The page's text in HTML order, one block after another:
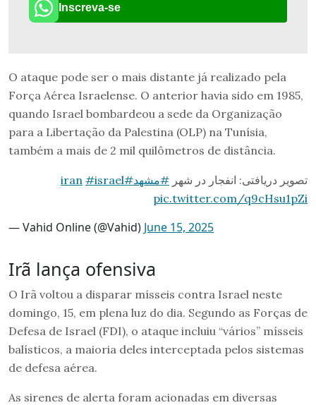
Inscreva-se
O ataque pode ser o mais distante já realizado pela
Força Aérea Israelense. O anterior havia sido em 1985,
quando Israel bombardeou a sede da Organização
para a Libertação da Palestina (OLP) na Tunísia,
também a mais de 2 mil quilômetros de distância.
تصویر دریافتی: انفجار در شهر #مشهد#iran
#israel
pic.twitter.com/q9cHsu1pZi
— Vahid Online (@Vahid) June 15, 2025
Irã lança ofensiva
O Irã voltou a disparar mísseis contra Israel neste
domingo, 15, em plena luz do dia. Segundo as Forças de
Defesa de Israel (FDI), o ataque incluiu “vários” mísseis
balísticos, a maioria deles interceptada pelos sistemas
de defesa aérea.
As sirenes de alerta foram acionadas em diversas